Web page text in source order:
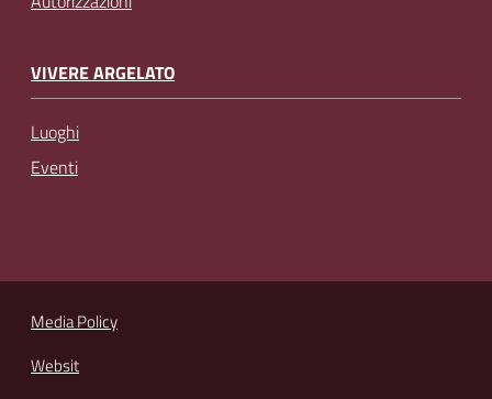
VIVERE ARGELATO
Luoghi
Eventi
Media Policy
Websit